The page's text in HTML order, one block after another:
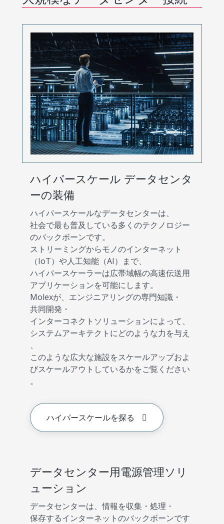
ハイパースケール データセンタ
ーの装備
ハイパースケールなデータセンターは、
社会で最も普及している多くのテクノロジー
のバックボーンです。
ストリーミングからモノのインターネット
（IoT）や人工知能（AI）まで、
ハイパースケーラーは広帯域幅の高速伝送用
アプリケーションを可能にします。
Molexが、エンジニアリングの専門知識・
共同開発・
インターコネクトソリューションによって、
システムアーキテクトにどのような力を与え
、
このような広大な施設をスケールアップおよ
びスケールアウトしているかをご覧ください
。
ハイパースケールを探る
データセンター用電源管理ソリ
ューション
データセンターは、情報を収集・処理・
保存するインターネットのバックボーンです